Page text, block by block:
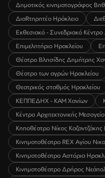
Δημοτικός κινηματογράφος
ΔιαRτηρητέο Ηράκλειο
Εκθεσιακό - Συνεδριακό
Επιμελητήριο Ηρακλείου
Θέατρο Βλησίδης Δημήτρης
Θέατρο των αγρών Ηρακλείου
Θεατρικός σταθμός Ηρακλείου
ΚΕΠΠΕΔΗΧ - ΚΑΜ Χανίων
Κέντρο Αρχιτεκτονικής
Κηποθέατρο Νίκος Καζαντζάκης
Κινηματοθέατρο REX Αγίου
Κινηματοθέατρο Αστόρια
Κινηματοθέατρο Δρήρος